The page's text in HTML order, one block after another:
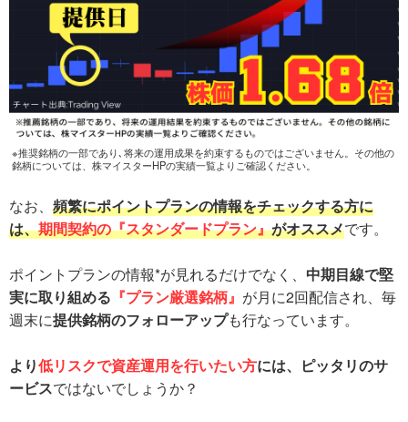
※推奨銘柄の一部であり､将来の運用成果を約束するものではございません。その他の
銘柄については、株マイスターHPの実績一覧よりご確認ください。
なお、 頻繁にポイントプランの情報をチェックする方に
は、期間契約の『スタンダードプラン』がオススメです。
ポイントプランの情報*が見れるだけでなく、 中期目線で堅
実に取り組める 『プラン厳選銘柄』 が月に2回配信され、毎
週末に提供銘柄のフォローアップも行なっています。
より低リスクで資産運用を行いたい方には、ピッタリのサ
ービスではないでしょうか？